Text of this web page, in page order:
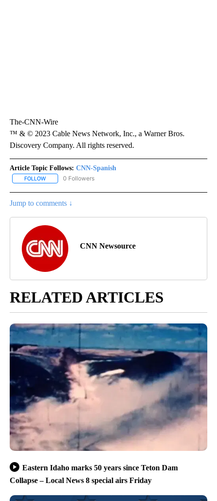
The-CNN-Wire
™ & © 2023 Cable News Network, Inc., a Warner Bros.
Discovery Company. All rights reserved.
Article Topic Follows: CNN-Spanish
FOLLOW FOLLOW "CNN-SPANISH" TO RECEIVE NOTIFICATIONS ABOUT
0 Followers
Jump to comments ↓
CNN Newsource
RELATED ARTICLES
Eastern Idaho marks 50 years since Teton Dam
Collapse – Local News 8 special airs Friday